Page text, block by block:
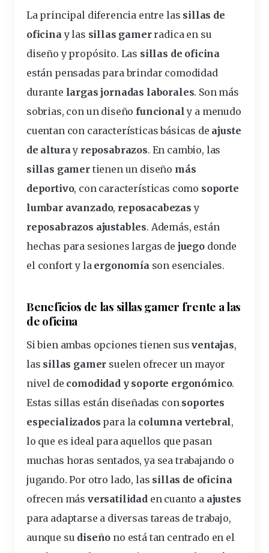
La principal diferencia entre las sillas de
oficinay las sillas gamerradica en su
diseño y propósito. Las sillas de oficina
están pensadas para brindar comodidad
durante largas jornadas laborales. Son más
sobrias, con un diseño funcionaly a menudo
cuentan con características básicas de ajuste
de alturay reposabrazos. En cambio, las
sillas gamertienen un diseño más
deportivo, con características como soporte
lumbaravanzado, reposacabezas y
reposabrazos ajustables. Además, están
hechas para sesiones largas de juegodonde
el conforty la ergonomíason esenciales.
Beneficios de las sillas gamer frente a las
de oficina
Si bien ambas opciones tienen susventajas,
las sillas gamer suelen ofrecer un mayor
nivel de comodidad y soporte ergonómico.
Estas sillas están diseñadas con soportes
especializados para la columna vertebral,
lo que es ideal para aquellos que pasan
muchas horas sentados, ya sea trabajando o
jugando. Por otro lado, las sillas de oficina
ofrecen más versatilidaden cuanto a ajustes
para adaptarse a diversas tareas de trabajo,
aunque su diseño no está tan centrado en el